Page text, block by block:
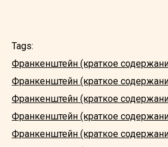
Tags:
Франкенштейн (краткое
Франкенштейн (краткое
Франкенштейн (краткое
Франкенштейн (краткое
Франкенштейн (краткое